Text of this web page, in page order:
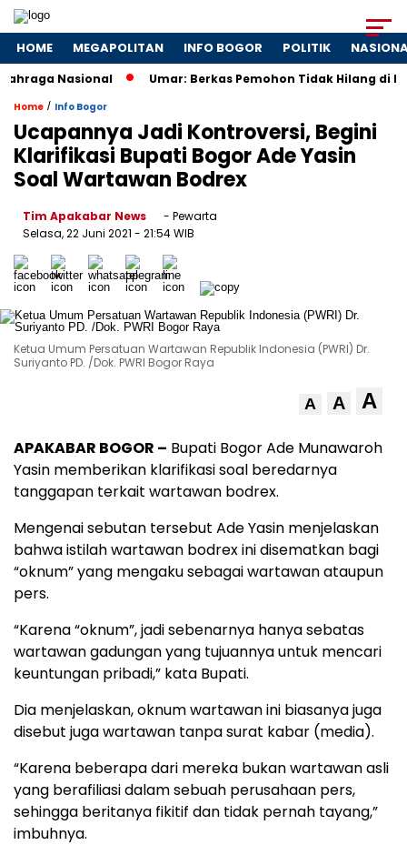
HOME MEGAPOLITAN INFO BOGOR POLITIK
Nasional Umar: Berkas Pemohon Tidak Hilang di
Home / Info Bogor
Ucapannya Jadi Kontroversi, Begini
Klarifikasi Bupati Bogor Ade Yasin
Soal Wartawan Bodrex
Tim Apakabar News
- Pewarta
Selasa, 22 Juni 2021 - 21:54 WIB
Ketua Umum Persatuan Wartawan Republik Indonesia (PWRI) Dr.
Suriyanto PD. /Dok. PWRI Bogor Raya
A A A
APAKABAR BOGOR – Bupati Bogor Ade Munawaroh
Yasin memberikan klarifikasi soal beredarnya
tanggapan terkait wartawan bodrex.
Mengenai sebutan tersebut Ade Yasin menjelaskan
bahwa istilah wartawan bodrex ini disematkan bagi
“oknum” yang mengaku sebagai wartawan ataupun
pers.
“Karena “oknum”, jadi sebenarnya hanya sebatas
wartawan gadungan yang tujuannya untuk mencari
keuntungan pribadi,” kata Bupati.
Dia menjelaskan, oknum wartawan ini biasanya juga
disebut juga wartawan tanpa surat kabar (media).
“Karena beberapa dari mereka bukan wartawan asli
yang berafiliasi dalam sebuah perusahaan pers,
sehingga beritanya fikitif dan tidak pernah tayang,”
imbuhnya.